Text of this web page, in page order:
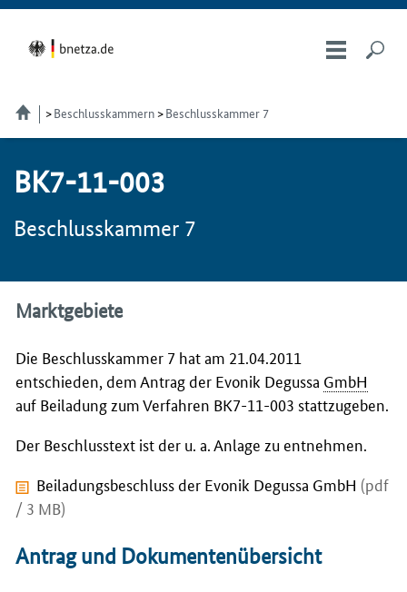
Beschlusskammern Beschlusskammer 7
BK7-11-003
Beschlusskammer 7
Marktgebiete
Die Beschlusskammer 7 hat am 21.04.2011
entschieden, dem Antrag der Evonik Degussa GmbH
auf Beiladung zum Verfahren BK7-11-003 stattzugeben.
Der Beschlusstext ist der u. a. Anlage zu entnehmen.
Beiladungsbeschluss der Evonik Degussa GmbH (pdf
/ 3 MB)
Antrag und Dokumentenübersicht